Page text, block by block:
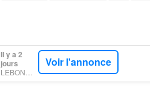
Il y a 2
jours
Voir l'annonce